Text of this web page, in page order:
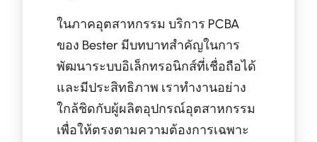
ในภาคอุตสาหกรรม บริการ PCBA
ของ Bester มีบทบาทสำคัญในการ
พัฒนาระบบอิเล็กทรอนิกส์ที่เชื่อถือได้
และมีประสิทธิภาพ เราทำงานอย่าง
ใกล้ชิดกับผู้ผลิตอุปกรณ์อุตสาหกรรม
เพื่อให้ตรงตามความต้องการเฉพาะ